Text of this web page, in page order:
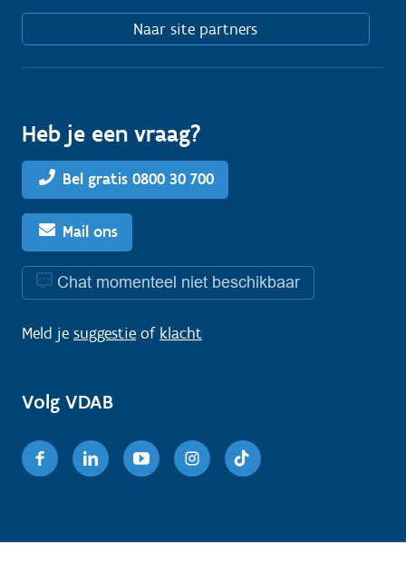
Naar site partners
Heb je een vraag?
Bel gratis 0800 30 700
Mail ons
Chat momenteel niet beschikbaar
Meld je suggestie of klacht
Volg VDAB
FacebookLinkedinYoutubeInstagram